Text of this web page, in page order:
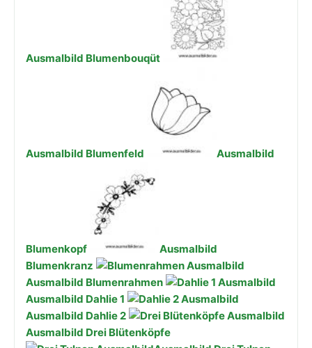
Ausmalbild Blumenbouqüt
Ausmalbild Blumenfeld Ausmalbild
Blumenkopf
Ausmalbild
Blumenkranz
Ausmalbild Blumenrahmen
Ausmalbild Dahlie 1
Ausmalbild Dahlie 2
Ausmalbild Drei Blütenköpfe